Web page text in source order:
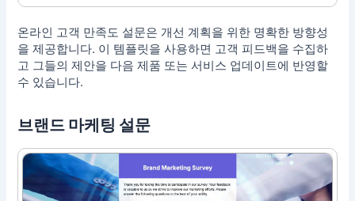
온라인 고객 만족도 설문은 개선 계획을 위한 명확한 방향성
을 제공합니다. 이 템플릿을 사용하면 고객 피드백을 수집하
고 그들의 제안을 다음 제품 또는 서비스 업데이트에 반영할
수 있습니다.
브랜드 마케팅 설문